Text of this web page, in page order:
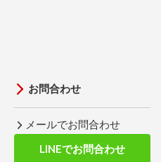
お問合わせ
メールでお問合わせ
LINEでお問合わせ